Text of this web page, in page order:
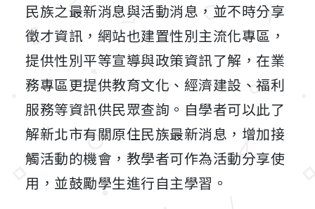
民族之最新消息與活動消息，並不時分享
徵才資訊，網站也建置性別主流化專區，
提供性別平等宣導與政策資訊了解，在業
務專區更提供教育文化、經濟建設、福利
服務等資訊供民眾查詢。自學者可以此了
解新北市有關原住民族最新消息，增加接
觸活動的機會，教學者可作為活動分享使
用，並鼓勵學生進行自主學習。